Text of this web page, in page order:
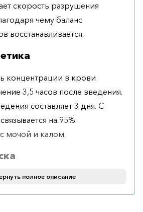
скорость разрушения
чему баланс
восстанавливается.
концентрации в крови
3,5 часов после введения.
составляет 3 дня. С
на 95%.
мочой и калом.
по 10 мг №28.
полное описание